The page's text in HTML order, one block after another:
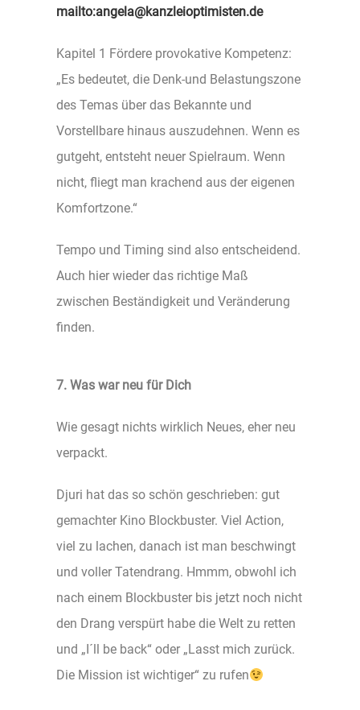
mailto:angela@kanzleioptimisten.de
Kapitel 1 Fördere provokative Kompetenz:
„Es bedeutet, die Denk-und Belastungszone
des Temas über das Bekannte und
Vorstellbare hinaus auszudehnen. Wenn es
gutgeht, entsteht neuer Spielraum. Wenn
nicht, fliegt man krachend aus der eigenen
Komfortzone.“
Tempo und Timing sind also entscheidend.
Auch hier wieder das richtige Maß
zwischen Beständigkeit und Veränderung
finden.
7. Was war neu für Dich
Wie gesagt nichts wirklich Neues, eher neu
verpackt.
Djuri hat das so schön geschrieben: gut
gemachter Kino Blockbuster. Viel Action,
viel zu lachen, danach ist man beschwingt
und voller Tatendrang. Hmmm, obwohl ich
nach einem Blockbuster bis jetzt noch nicht
den Drang verspürt habe die Welt zu retten
und „I´ll be back“ oder „Lasst mich zurück.
Die Mission ist wichtiger“ zu rufen